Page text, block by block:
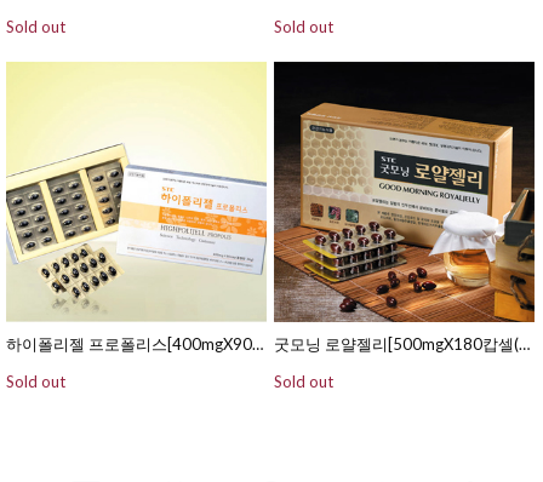
Sold out
Sold out
하이폴리젤 프로폴리스[400mgX90캅셀(연질캅셀/15일분)]
Sold out
굿모닝 로얄젤리[500mgX180캅셀(연질캅셀/60일분)]
Sold out